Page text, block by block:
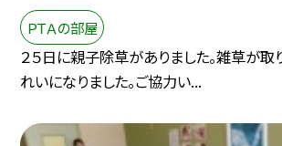
ＰＴＡの部屋
２５日に親子除草がありました。雑草が
れいになりました。ご協力い...